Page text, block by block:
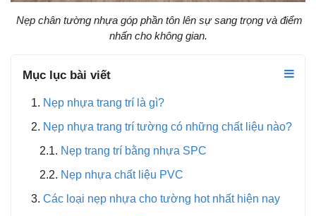
Nẹp chân tường nhựa góp phần tôn lên sự sang trọng và điểm
nhấn cho không gian.
Mục lục bài viết
Nẹp nhựa trang trí là gì?
Nẹp nhựa trang trí tường có những chất liệu nào?
Nẹp trang trí bằng nhựa SPC
Nẹp nhựa chất liệu PVC
Các loại nẹp nhựa cho tường hot nhất hiện nay